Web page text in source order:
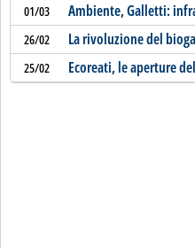
01/03 Ambiente, Galletti:
26/02 La rivoluzione del
25/02 Ecoreati, le aperture